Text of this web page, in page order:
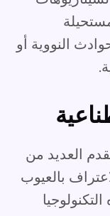
النووية أو
العديد من
بالعيوب